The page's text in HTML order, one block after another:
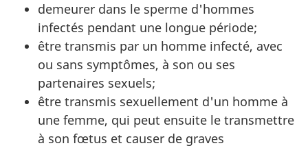
demeurer dans le sperme d'hommes
infectés pendant une longue période;
être transmis par un homme infecté, avec
ou sans symptômes, à son ou ses
partenaires sexuels;
être transmis sexuellement d'un homme à
une femme, qui peut ensuite le transmettre
à son fœtus et causer de graves